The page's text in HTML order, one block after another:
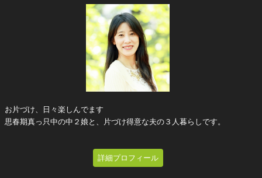
お片づけ、日々楽しんでます
思春期真っ只中の中２娘と、片づけ得意な夫の３人暮らしです。
詳細プロフィール